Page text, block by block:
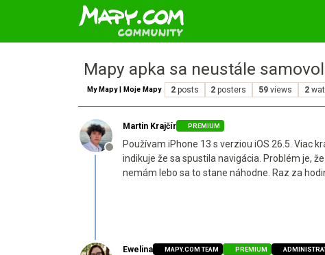
Mapy apka sa neustále
My Mapy | Moje Mapy 2 posts 2 posters 59 views 2
Offline
Martin Krajčír PREMIUM
Používam iPhone 13 s verziou iOS 26.5. Viac
indikuje že sa spustila navigácia. Problém je,
nemám lebo sa to stane náhodne. Raz za
Ewelina MAPY.COM TEAM PREMIUM